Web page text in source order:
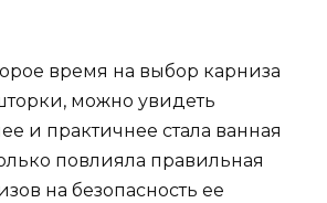
время на выбор карниза
можно увидеть
и практичнее стала ванная
повлияла правильная
на безопасность ее